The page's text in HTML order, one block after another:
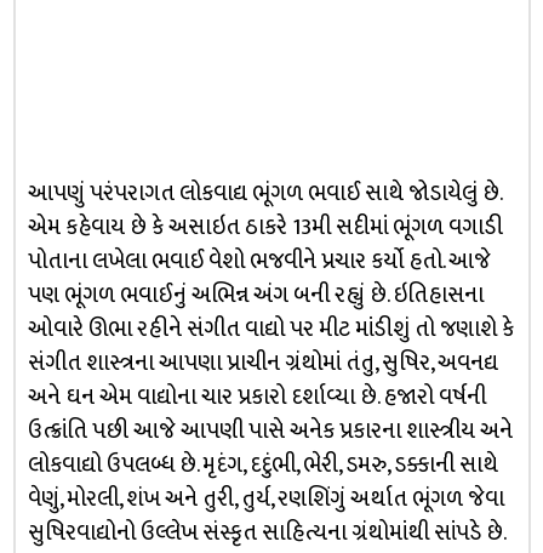
આપણું પરંપરાગત લોકવાદ્ય ભૂંગળ ભવાઈ સાથે જોડાયેલું છે.
એમ કહેવાય છે કે અસાઇત ઠાકરે 13મી સદીમાં ભૂંગળ વગાડી
પોતાના લખેલા ભવાઈ વેશો ભજવીને પ્રચાર કર્યો હતો. આજે
પણ ભૂંગળ ભવાઈનું અભિન્ન અંગ બની રહ્યું છે. ઇતિહાસના
ઓવારે ઊભા રહીને સંગીત વાદ્યો પર મીટ માંડીશું તો જણાશે કે
સંગીત શાસ્ત્રના આપણા પ્રાચીન ગ્રંથોમાં તંતુ, સુષિર, અવનદ્ય
અને ઘન એમ વાદ્યોના ચાર પ્રકારો દર્શાવ્યા છે. હજારો વર્ષની
ઉત્ક્રાંતિ પછી આજે આપણી પાસે અનેક પ્રકારના શાસ્ત્રીય અને
લોકવાદ્યો ઉપલબ્ધ છે. મૃદંગ, દદુંભી, ભેરી, ડમરુ, ડક્કાની સાથે
વેણું, મોરલી, શંખ અને તુરી, તુર્ય, રણશિંગું અર્થાત ભૂંગળ જેવા
સુષિરવાદ્યોનો ઉલ્લેખ સંસ્કૃત સાહિત્યના ગ્રંથોમાંથી સાંપડે છે.